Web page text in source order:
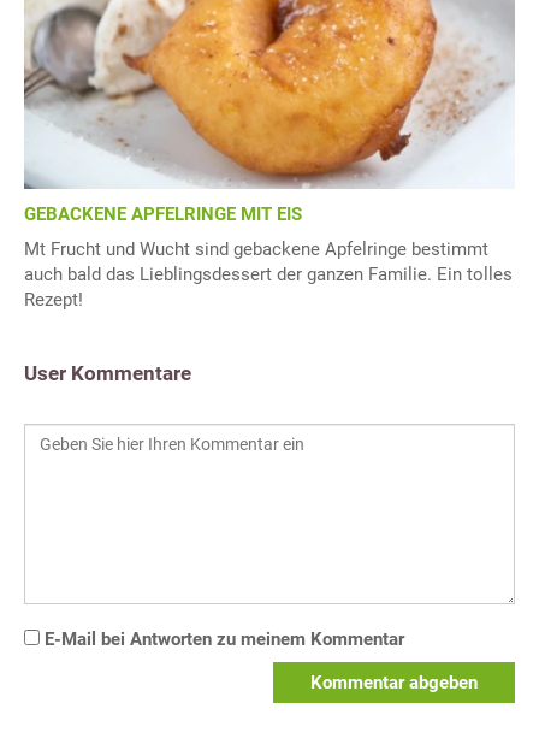
GEBACKENE APFELRINGE MIT EIS
Mt Frucht und Wucht sind gebackene Apfelringe bestimmt
auch bald das Lieblingsdessert der ganzen Familie. Ein tolles
Rezept!
User Kommentare
E-Mail bei Antworten zu meinem Kommentar
Kommentar abgeben